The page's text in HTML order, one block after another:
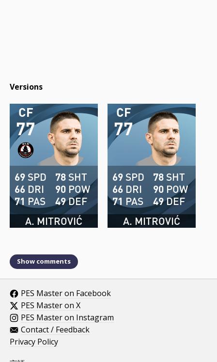
Versions
77
CF
A. MITROVIĆ
69 SPD
66 DRI
71 PAS
78 SHT
90 POW
49DEF
77
CF
A. MITROVIĆ
69 SPD
66 DRI
71 PAS
78 SHT
90 POW
49DEF
Show comments
PES Master on Facebook
PES Master on X
PES Master on Instagram
Contact / Feedback
Privacy Policy